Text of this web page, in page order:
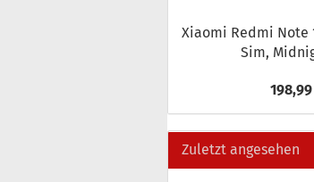
Xiao­mi Redmi Note
Sim,
198,99
Zuletzt angesehen